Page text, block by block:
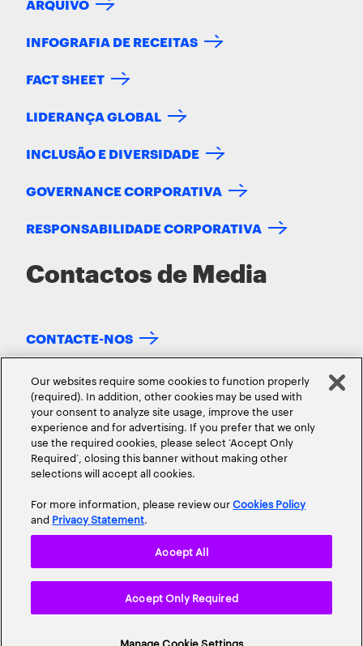
INFOGRAFIA DE RECEITAS
FACT SHEET
LIDERANÇA GLOBAL
INCLUSÃO E DIVERSIDADE
GOVERNANCE CORPORATIVA
RESPONSABILIDADE CORPORATIVA
Contactos de Media
CONTACTE-NOS
SOBRE NÓSCONTACTOCARREIRAS
Termos de UtilizaçãoCookie Policy
Our websites require some cookies to function properly
(required). In addition, other cookies may be used with
your consent to analyze site usage, improve the user
experience and for advertising. If you prefer that we only
use the required cookies, please select ‘Accept Only
Required’, closing this banner without making other
selections will accept all cookies.
For more information, please review ourCookies Policy
and Privacy Statement.
Manage Cookie Settings
Accept Only Required
Accept All